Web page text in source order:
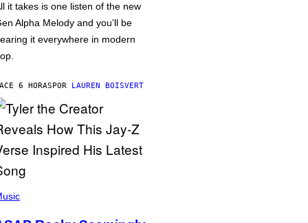
it takes is one listen of the new
Alpha Melody and you’ll be
it everywhere in modern
6 HORASPOR LAUREN BOISVERT